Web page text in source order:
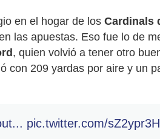
en el hogar de los Cardinals
las apuestas. Eso fue lo de
, quien volvió a tener otro
con 209 yardas por aire y un
pic.twitter.com/